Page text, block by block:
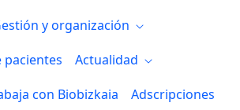
y organización
pacientes
Actualidad
con Biobizkaia
Adscripciones